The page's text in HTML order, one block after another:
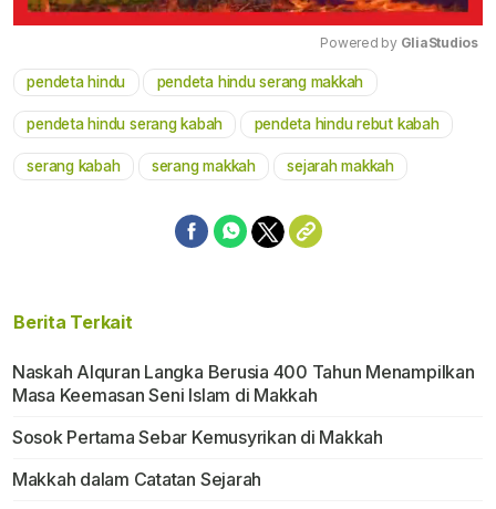
Powered by GliaStudios
pendeta hindu pendeta hindu serang makkah
pendeta hindu serang kabah pendeta hindu rebut kabah
serang kabah serang makkah sejarah makkah
Berita Terkait
Naskah Alquran Langka Berusia 400 Tahun Menampilkan
Masa Keemasan Seni Islam di Makkah
Sosok Pertama Sebar Kemusyrikan di Makkah
Makkah dalam Catatan Sejarah